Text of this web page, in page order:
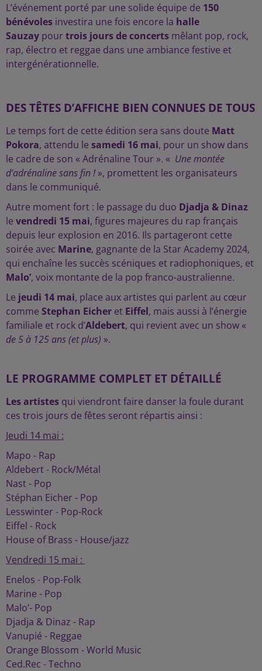
L’événement porté par une solide équipe de 150
bénévoles investira une fois encore la halle
Sauzay pour trois jours de concerts mêlant pop, rock,
rap, électro et reggae dans une ambiance festive et
intergénérationnelle.
DES TÊTES D’AFFICHE BIEN CONNUES DE TOUS
Le temps fort de cette édition sera sans doute Matt
Pokora, attendu le samedi 16 mai, pour un show dans
le cadre de son « Adrénaline Tour ». « Une montée
d’adrénaline sans fin ! », promettent les organisateurs
dans le communiqué.
Autre moment fort : le passage du duo Djadja & Dinaz
le vendredi 15 mai, figures majeures du rap français
depuis leur explosion en 2016. Ils partageront cette
soirée avec Marine, gagnante de la Star Academy 2024,
qui enchaîne les succès scéniques et radiophoniques, et
Malo’, voix montante de la pop franco-australienne.
Le jeudi 14 mai, place aux artistes qui parlent au cœur
comme Stephan Eicher et Eiffel, mais aussi à l’énergie
familiale et rock d’Aldebert, qui revient avec un show «
de 5 à 125 ans (et plus) ».
LE PROGRAMME COMPLET ET DÉTAILLÉ
Les artistes qui viendront faire danser la foule durant
ces trois jours de fêtes seront répartis ainsi :
Jeudi 14 mai :
Mapo - Rap
Aldebert - Rock/Métal
Nast - Pop
Stéphan Eicher - Pop
Lesswinter - Pop-Rock
Eiffel - Rock
House of Brass - House/jazz
Vendredi 15 mai :
Enelos - Pop-Folk
Marine - Pop
Malo’- Pop
Djadja & Dinaz - Rap
Vanupié - Reggae
Orange Blossom - World Music
Ced.Rec - Techno